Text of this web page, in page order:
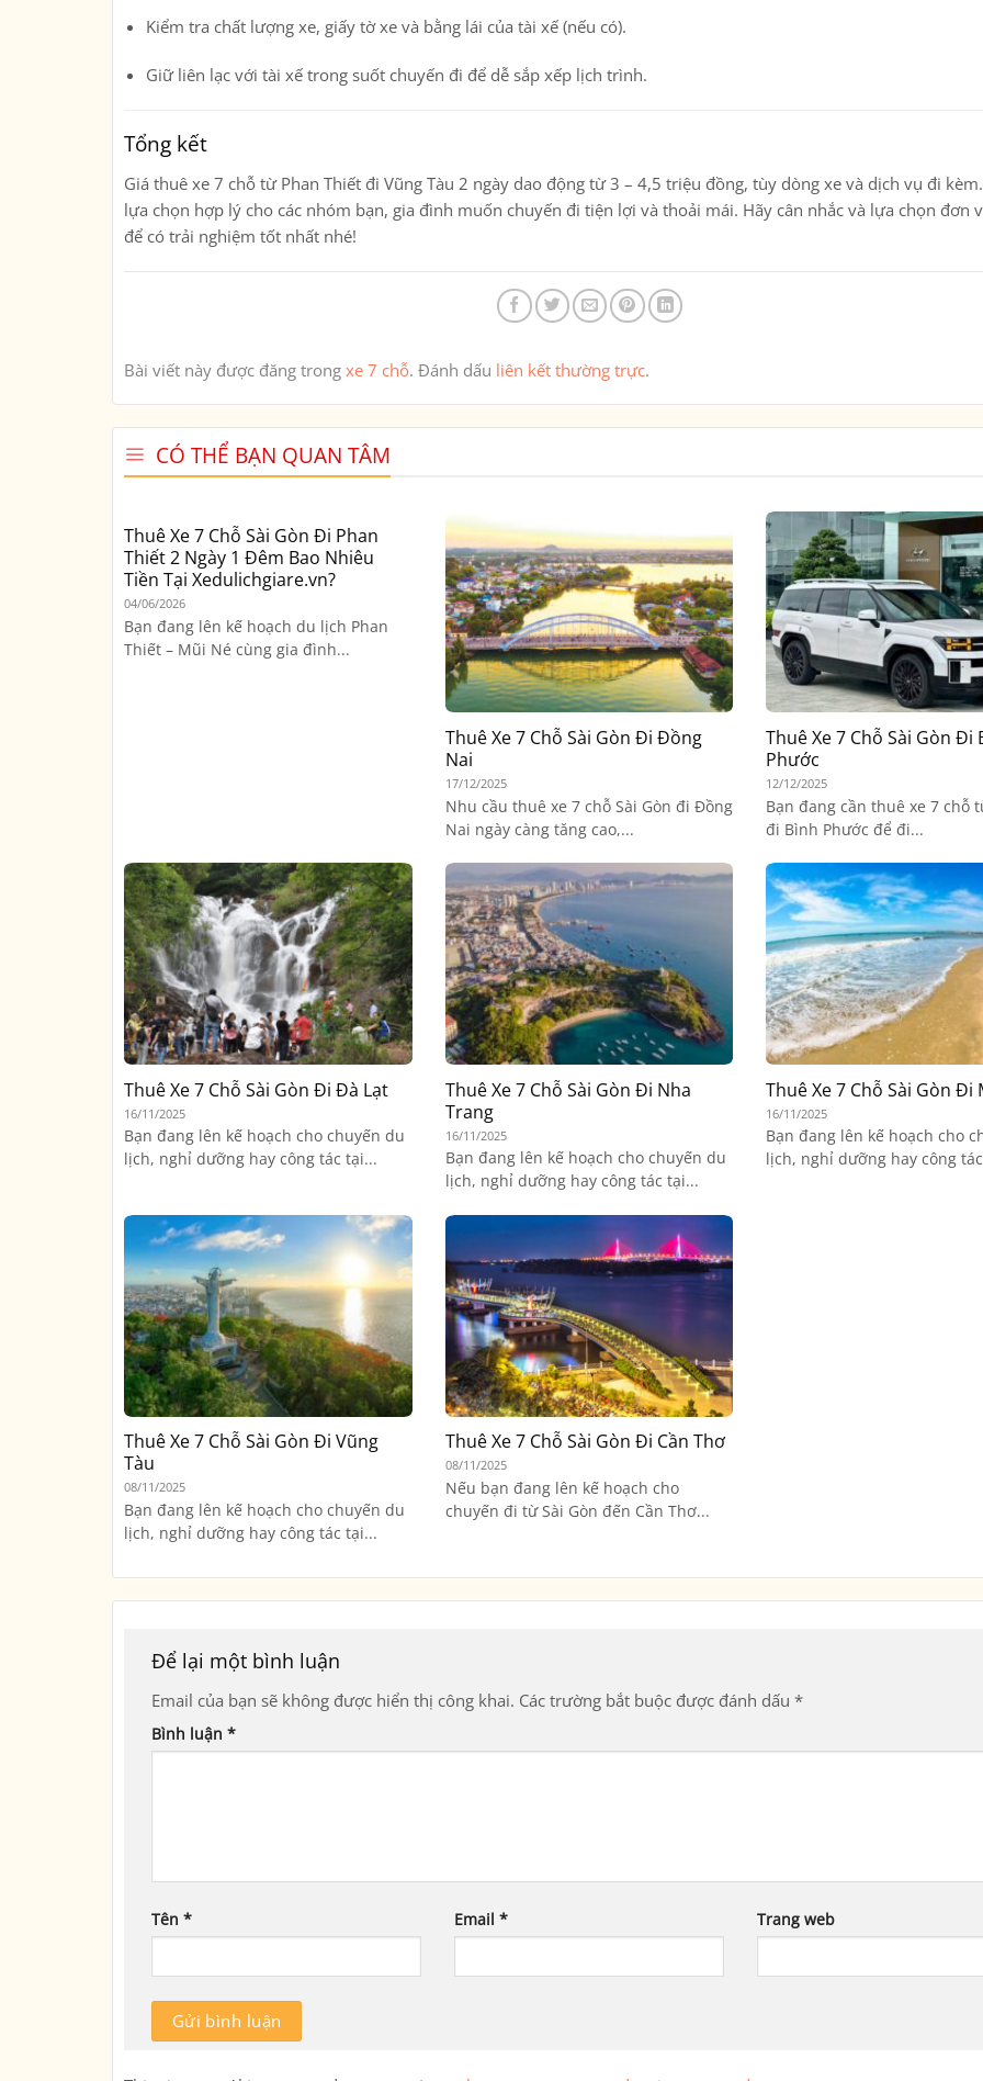
Kiểm tra chất lượng xe, giấy tờ xe và bằng lái của tài xế(nếu có).
Giữ liên lạc với tài xế trong suốt chuyến đi để dễ sắp xếp lịch trình.
Tổng kết
Giá thuê xe 7 chỗ từ Phan Thiết đi Vũng Tàu 2 ngày dao động từ3 – 4,5 triệu đồng, tùy dòng xe và dịch vụ đi
lựa chọn hợp lý cho các nhóm bạn, gia đình muốn chuyến đi tiện lợi và thoải mái. Hãy cân nhắc và lựa chọn đơn
để có trải nghiệm tốt nhất nhé!
Bài viết này được đăng trong xe 7 chỗ. Đánh dấu liên kết thường trực.
CÓ THỂ BẠN QUAN TÂM
Thuê Xe 7 Chỗ Sài Gòn Đi Phan
Thiết 2 Ngày 1 Đêm Bao Nhiêu
Tiền Tại Xedulichgiare.vn?
04/06/2026
Bạn đang lên kế hoạch du lịch Phan
Thiết – Mũi Né cùng gia đình...
Thuê Xe 7 Chỗ Sài Gòn Đi Đồng
Nai
17/12/2025
Nhu cầu thuê xe 7 chỗ Sài Gòn đi Đồng
Nai ngày càng tăng cao,...
Thuê Xe 7 Chỗ Sài Gòn Đi
Phước
12/12/2025
Bạn đang cần thuê xe 7 chỗ
đi Bình Phước để đi...
Thuê Xe 7 Chỗ Sài Gòn Đi Đà Lạt
16/11/2025
Bạn đang lên kế hoạch cho chuyến du
lịch, nghỉ dưỡng hay công tác tại...
Thuê Xe 7 Chỗ Sài Gòn Đi Nha
Trang
16/11/2025
Bạn đang lên kế hoạch cho chuyến du
lịch, nghỉ dưỡng hay công tác tại...
Thuê Xe 7 Chỗ Sài Gòn Đi
16/11/2025
Bạn đang lên kế hoạch cho
lịch, nghỉ dưỡng hay công
Thuê Xe 7 Chỗ Sài Gòn Đi Vũng
Tàu
08/11/2025
Bạn đang lên kế hoạch cho chuyến du
lịch, nghỉ dưỡng hay công tác tại...
Thuê Xe 7 Chỗ Sài Gòn Đi Cần Thơ
08/11/2025
Nếu bạn đang lên kế hoạch cho
chuyến đi từ Sài Gòn đến Cần Thơ...
Để lại một bình luận
Email của bạn sẽ không được hiển thị công khai. Các trường bắt buộc được đánh dấu *
Bình luận *
Tên * Email * Trang web